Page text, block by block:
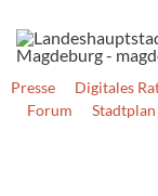
Presse Digitales
Forum
Stadtplan